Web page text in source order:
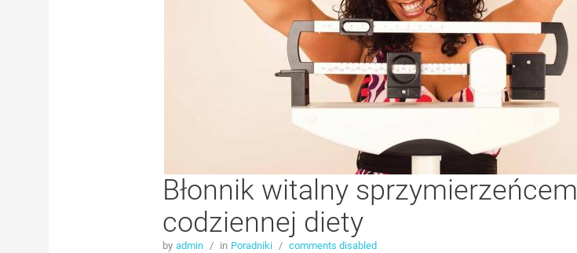
Błonnik witalny sprzymierzeńcem
codziennej diety
by admin / in Poradniki / comments disabled